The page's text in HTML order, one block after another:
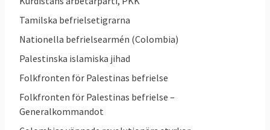
istället ser klimatfrågan som den viktigaste.
5. Vilka databaser ska ingå i
informationsutbytet?
Existerande databaser
SIS
Tamilska befrielsetigrarna
Nationella befrielsearmén (Colombia)
Palestinska islamiska jihad
Folkfronten för Palestinas befrielse
Folkfronten för Palestinas befrielse –
Generalkommandot